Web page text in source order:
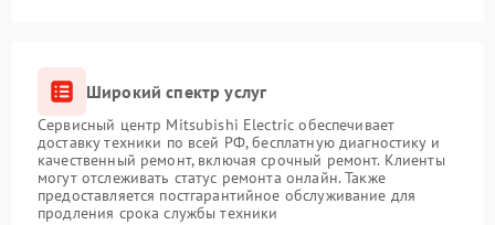
Широкий спектр услуг
Сервисный центр Mitsubishi Electric обеспечивает
доставку техники по всей РФ, бесплатную диагностику и
качественный ремонт, включая срочный ремонт. Клиенты
могут отслеживать статус ремонта онлайн. Также
предоставляется постгарантийное обслуживание для
продления срока службы техники